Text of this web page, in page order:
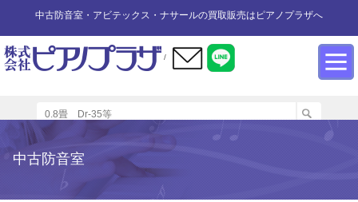
中古防音室・アビテックス・ナサールの買取販売はピアノプラザへ
/
カワイ防音ルーム
ユニットタイプ
防音室中古
展示品リスト
防音室買取
防音室WEB買取
防音室設置のアドバイス
防音室内へのピアノの設置
インフォメーション
商品の購入について
中古防音室